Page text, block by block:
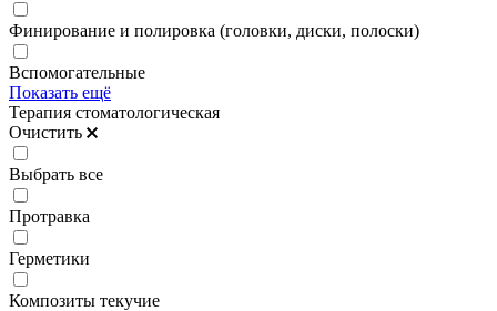
Финирование и полировка (головки, диски, полоски)
Вспомогательные
Показать ещё
Терапия стоматологическая
Очистить
Выбрать все
Протравка
Герметики
Композиты текучие